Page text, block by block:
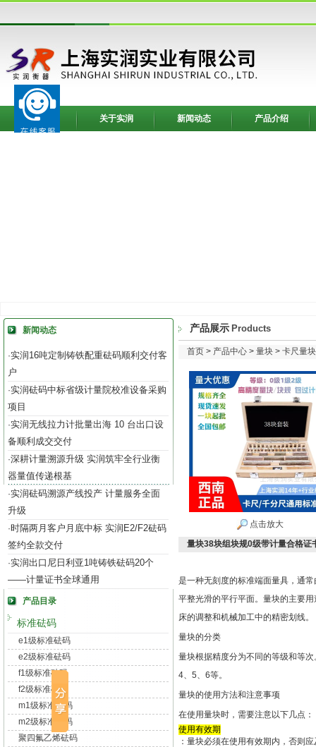
网站首页 关于实润 新闻动态 产品介绍
新闻动态
·实润16吨定制铸铁配重砝码顺利交付客
户
·实润砝码中标省级计量院校准设备采购
项目
·实润无线拉力计批量出海 10 台出口设
备顺利成交交付
·深耕计量溯源升级 实润筑牢全行业衡
器量值传递根基
·实润砝码溯源产线投产 计量服务全面
升级
·时隔两月客户月底中标 实润E2/F2砝码
签约全款交付
·实润出口尼日利亚1吨铸铁砝码20个
——计量证书全球通用
产品目录
标准砝码
e1级标准砝码
e2级标准砝码
f1级标准砝码
f2级标准砝码
m1级标准砝码
m2级标准砝码
聚四氟乙烯砝码
产品展示 Products
首页 > 产品中心 > 量块 > 卡尺量块
点击放大
量块38块组块规0级带计量合格证
是一种无刻度的标准端面量具，通
平整光滑的平行平面。量块的主要
床的调整和机械加工中的精密划线。‌
量块的分类
量块根据精度分为不同的等级和等
4、5、6等。
量块的使用方法和注意事项
在使用量块时，需要注意以下几点：
使用有效期
：量块必须在使用有效期内，否则